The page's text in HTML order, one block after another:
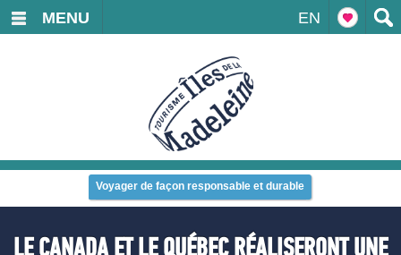
EN
MENU
Voyager de façon responsable et durable
LE CANADA ET LE QUÉBEC RÉALISERONT UNE